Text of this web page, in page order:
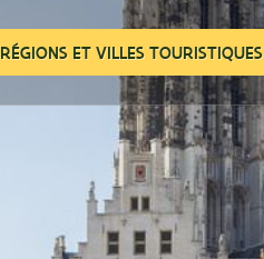
RÉGIONS ET VILLES TOURISTIQUES